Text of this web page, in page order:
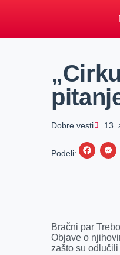
Dobre vesti 13.
Podeli:
F
o
o
n
Bračni par
Objave o
zašto su odlučili